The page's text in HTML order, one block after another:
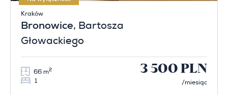
Kraków
Bronowice, Bartosza
Głowackiego
66 m2
1
3 500 PLN
/miesiąc